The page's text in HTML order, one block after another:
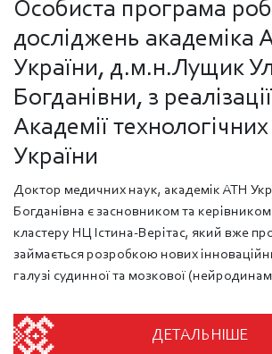
Особиста програма
досліджень академіка
України, д.м.н.Лущик
Богданівни, з
Академії
України
Доктор медичних наук, академік АТН
Богданівна є засновником та
кластеру НЦ Істина-Верітас, який вже
займається розробкою нових
галузі судинної та мозкової
ДЕТАЛЬНІШЕ